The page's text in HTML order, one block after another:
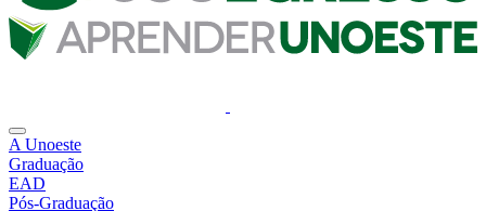
A Unoeste
Graduação
EAD
Pós-Graduação